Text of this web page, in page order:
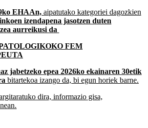
EHAAn, aipatutako kategoriei dagozkien
izendapena jasotzen duten
aurreikusi da
FEM
jabetzeko epea 2026ko ekainaren 30etik
bitartekoa izango da, bi egun horiek barne.
dira, informazio gisa,